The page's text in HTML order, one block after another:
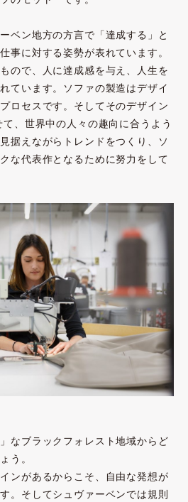
ベン地方の方言で「達成する」と
事に対する姿勢が表れています。
ので、人に達成感を与え、人生を
ています。ソファの製造はデザイ
ロセスです。そしてそのデザイン
、世界中の人々の趣向に合うよう
据えながらトレンドをつくり、ソ
な代表作となるために努力をして
なブラックフォレスト地域からど
う。
ンがあるからこそ、自由な発想が
。そしてシュヴァーベンでは規則